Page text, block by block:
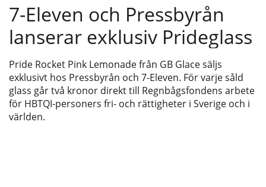
7-Eleven och Pressbyrån
lanserar exklusiv Prideglass
Pride Rocket Pink Lemonade från GB Glace säljs
exklusivt hos Pressbyrån och 7-Eleven. För varje såld
glass går två kronor direkt till Regnbågsfondens arbete
för HBTQI-personers fri- och rättigheter i Sverige och i
världen.